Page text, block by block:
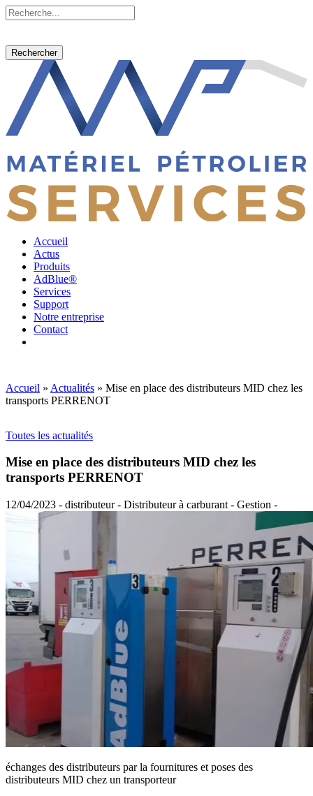
Rechercher
Accueil
Actus
Produits
AdBlue®
Services
Support
Notre entreprise
Contact
Accueil » Actualités » Mise en place des distributeurs MID chez les
transports PERRENOT
Toutes les actualités
Mise en place des distributeurs MID chez les
transports PERRENOT
12/04/2023 - distributeur - Distributeur à carburant - Gestion -
échanges des distributeurs par la fournitures et poses des
distributeurs MID chez un transporteur